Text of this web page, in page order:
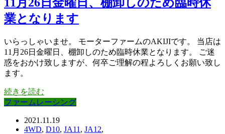
業となります
いらっしゃいませ。 モーターファームのAKIJIです。 当店は
11月26日金曜日、棚卸しのため臨時休業となります。 ご迷
惑をおかけ致しますが、何卒ご理解の程よろしくお願い致し
ます。
続きを読む
ファームレーシング
2021.11.19
4WD, D10, JA11 , JA12,